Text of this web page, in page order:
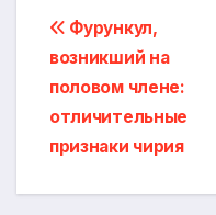
Навигация
по
записям
Фурункул,
возникший на
половом члене:
отличительные
признаки чирия